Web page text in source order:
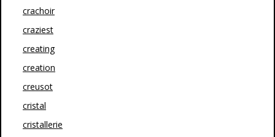
crachoir
craziest
creating
creation
creusot
cristal
cristallerie